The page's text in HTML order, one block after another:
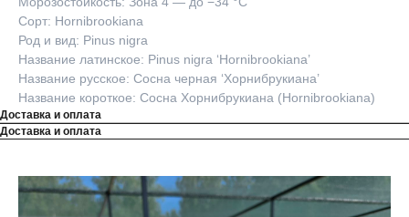
Сорт: Hornibrookiana
Род и вид: Pinus nigra
Название латинское: Pinus nigra ‘Hornibrookiana’
Название русское: Сосна черная ‘Хорнибрукиана’
Название короткое: Сосна Хорнибрукиана (Hornibrookiana)
Доставка и оплата
Доставка и оплата